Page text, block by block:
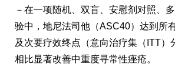
－ 在一项随机、双盲、安慰剂对照、
验中，地尼法司他（ASC40）达到所
及次要疗效终点（意向治疗集（ ITT）
相比显著改善中重度寻常性痤疮。